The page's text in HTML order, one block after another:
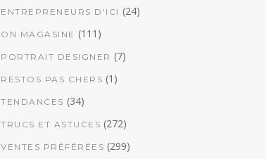
ENTREPRENEURS D'ICI (24)
ON MAGASINE (111)
PORTRAIT DESIGNER (7)
RESTOS PAS CHERS (1)
TENDANCES (34)
TRUCS ET ASTUCES (272)
VENTES PRÉFÉRÉES (299)